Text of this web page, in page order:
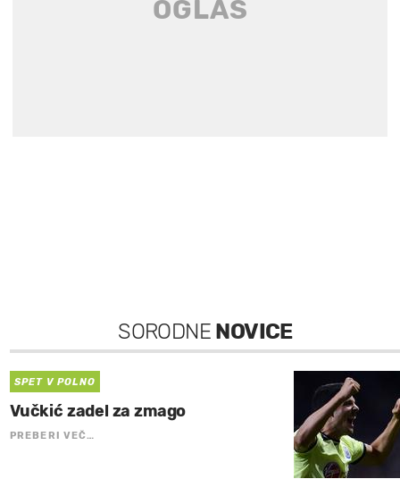
SORODNE NOVICE
SPET V POLNO
Vučkić zadel za zmago
PREBERI VEČ…